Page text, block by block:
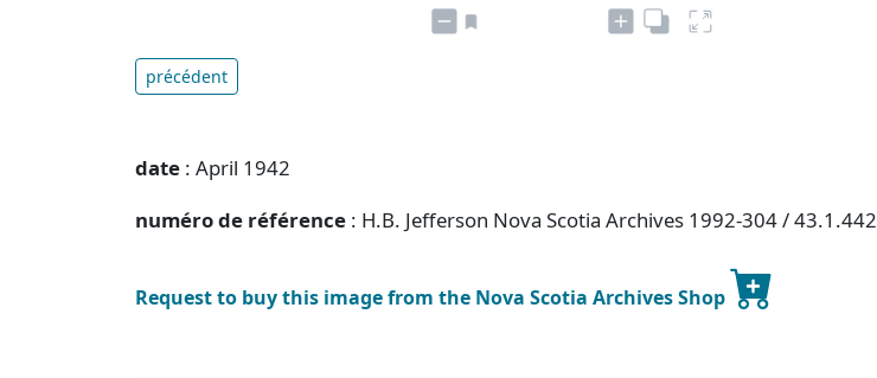
précédent
date : April 1942
numéro de référence : H.B. Jefferson Nova Scotia Archives 1992-304 / 43.1.442
Request to buy this image from the Nova Scotia Archives Shop